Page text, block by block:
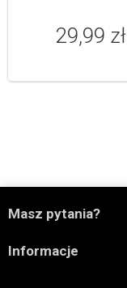
29,99 zł
Masz pytania?
Informacje